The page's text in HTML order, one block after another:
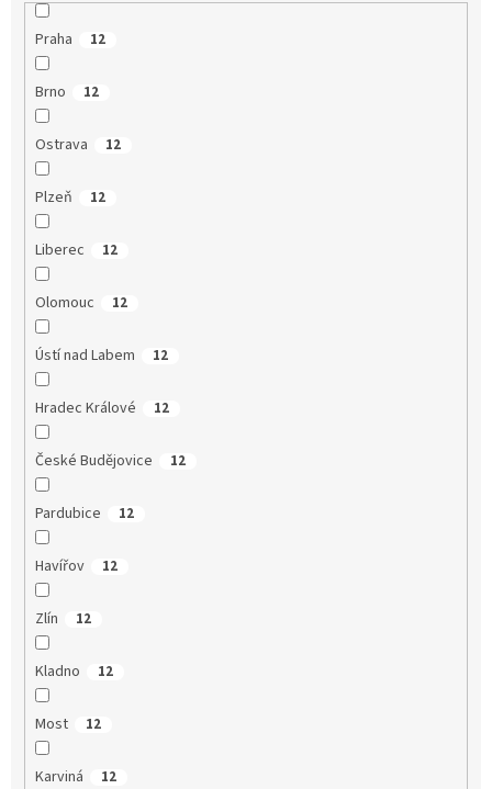
Praha 12
Brno 12
Ostrava 12
Plzeň 12
Liberec 12
Olomouc 12
Ústí nad Labem 12
Hradec Králové 12
České Budějovice 12
Pardubice 12
Havířov 12
Zlín 12
Kladno 12
Most 12
Karviná 12